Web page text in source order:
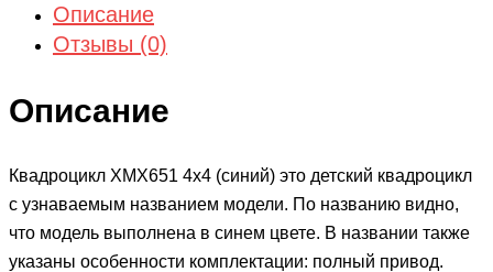
Описание
Отзывы (0)
Описание
Квадроцикл ХМХ651 4х4 (синий) это детский квадроцикл
с узнаваемым названием модели. По названию видно,
что модель выполнена в синем цвете. В названии также
указаны особенности комплектации: полный привод.